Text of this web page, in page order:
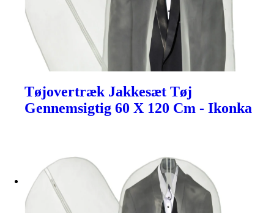
Tøjovertræk Jakkesæt Tøj
Gennemsigtig 60 X 120 Cm - Ikonka